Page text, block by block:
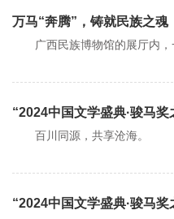
万马“奔腾”，铸就民族之魂
广西民族博物馆的展厅内，
“2024中国文学盛典·骏马
百川同源，共享沧海。
“2024中国文学盛典·骏马